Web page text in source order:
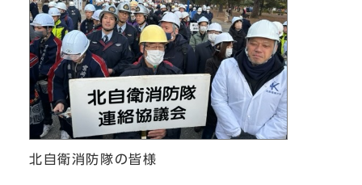
北自衛消防隊の皆様